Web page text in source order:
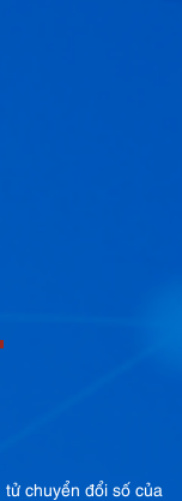
chuyển đổi số của